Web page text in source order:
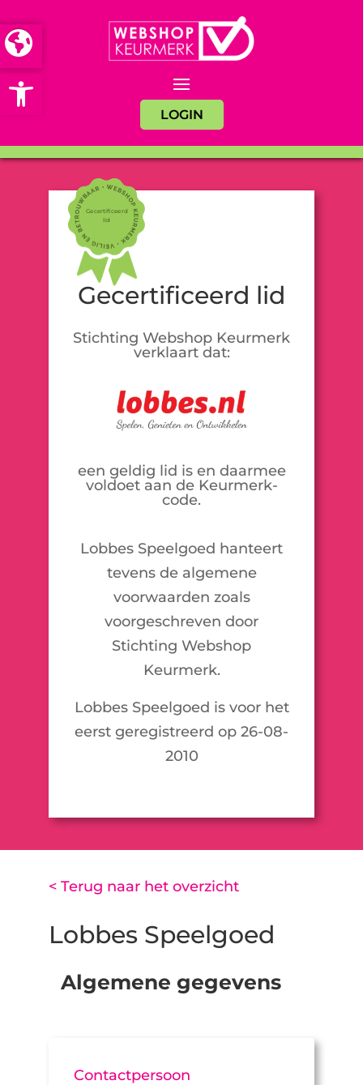
Open toolbar
LOGIN
Gecertificeerd
lid
Gecertificeerd lid
Stichting Webshop Keurmerk
verklaart dat:
een geldig lid is en daarmee
voldoet aan de Keurmerk-
code.
Lobbes Speelgoed hanteert
tevens de algemene
voorwaarden zoals
voorgeschreven door
Stichting Webshop
Keurmerk.
Lobbes Speelgoed is voor het
eerst geregistreerd op 26-08-
2010
< Terug naar het overzicht
Lobbes Speelgoed
Algemene gegevens
Contactpersoon